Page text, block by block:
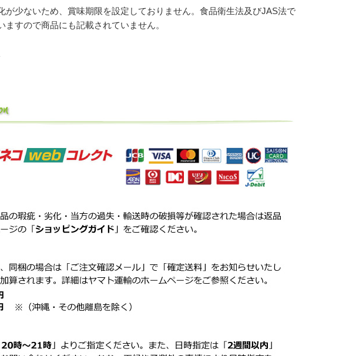
ないため、賞味期限を設定しておりません。食品衛生法及びJAS法で
すので商品にも記載されていません。